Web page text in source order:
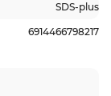
SDS-plus
6914466798217